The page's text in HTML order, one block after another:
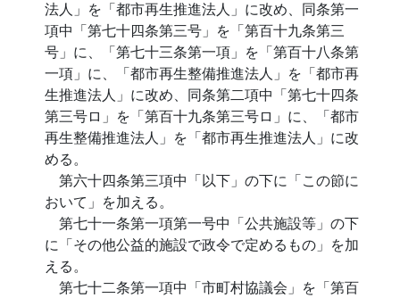
法人」を「都市再生推進法人」に改め、同条第一
項中「第七十四条第三号」を「第百十九条第三
号」に、「第七十三条第一項」を「第百十八条第
一項」に、「都市再生整備推進法人」を「都市再
生推進法人」に改め、同条第二項中「第七十四条
第三号ロ」を「第百十九条第三号ロ」に、「都市
再生整備推進法人」を「都市再生推進法人」に改
める。
第六十四条第三項中「以下」の下に「この節に
おいて」を加える。
第七十一条第一項第一号中「公共施設等」の下
に「その他公益的施設で政令で定めるもの」を加
える。
第七十二条第一項中「市町村協議会」を「第百